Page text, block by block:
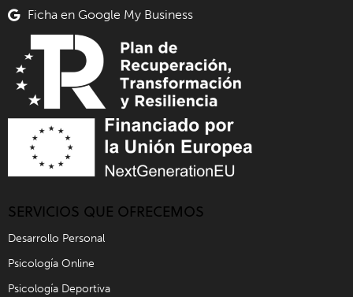
Ficha en Google My Business
SERVICIOS QUE OFRECEMOS
Desarrollo Personal
Psicología Online
Psicología Deportiva